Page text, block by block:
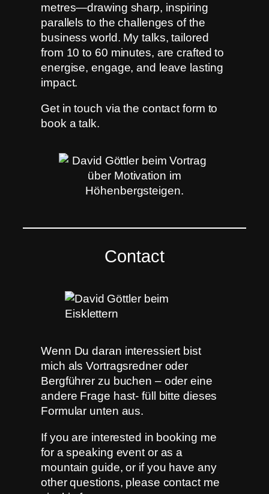
metres—drawing sharp, inspiring
parallels to the challenges of the
business world. My talks, tailored
from 10 to 60 minutes, are crafted to
energise, engage, and leave lasting
impact.
Get in touch via the contact form to
book a talk.
Contact
Wenn Du daran interessiert bist
mich als Vortragsredner oder
Bergführer zu buchen – oder eine
andere Frage hast- füll bitte dieses
Formular unten aus.
If you are interested in booking me
for a speaking event or as a
mountain guide, or if you have any
other questions, please contact me